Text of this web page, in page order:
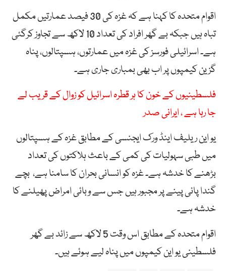
اقوام متحدہ کا کہنا ہے کہ غزہ کی 30 فیصد عمارتیں مکمل
تباہ ہیں جبکہ بے گھر افراد کی تعداد 10 لاکھ سے تجاوز کرگئی
ہے۔ اسرائیلی فورسز کی غزہ میں عمارتوں، ہسپتالوں، پناہ
گزین کیمپوں پر اب بھی بمباری جاری ہے۔
فلسطینیوں کے خون کا ہر قطرہ اسرائیل کو زوال کے قریب لے
جا رہا ہے ، ایرانی صدر
یو این ریلیف اینڈ ورک ایجنسی کے مطابق غزہ کے ہسپتالوں
میں طبی سہولیات کی کمی کے باعث ہلاکتوں کی تعداد
بڑھنے کا خدشہ ہے۔ غزہ کو انسانی بحران کا سامنا ہے، بچے
گندا پانی پینے پر مجبور ہیں جس سے وبائی امراض پھیلنے کا
خدشہ ہے۔
اقوام متحدہ کے مطابق اس وقت 5 لاکھ سے زائد بے گھر
فلسطینی یو این کیمپوں میں پناہ لیے ہوئے ہیں۔